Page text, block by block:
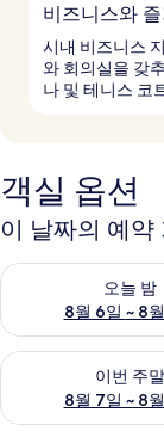
비즈니스와
시내 비즈니스
와 회의실을 갖
나 및 테니스 코
객실 옵션
이 날짜의 예약
오늘 밤
8월 6일 ~ 8
오늘 밤 예약 가능
이번 주말
8월 7일 ~ 8
이번 주말 예약 가